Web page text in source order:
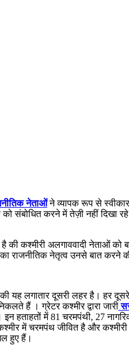
नेताओंने व्यापक रूप से
संबोधित करने में तेज़ी नहीं दिखा
कश्मीरी अलगाववादी नेताओं
राजनीतिक नेतृत्व उनसे बात करने
यह लगातार दूसरी लहर है। हर
हैं । ग्रेटर कश्मीर द्वारा जारी
हताहतों में 81 चरमपंथी, 27
में चरमपंथ जीवित है और कश्मीरी
हुए हैं।